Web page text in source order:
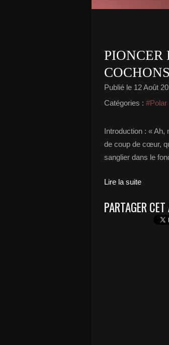
PIONCER
COCHONS
Publié le 12 Août
Catégories :
Introduction : « Ah,
de coup de cœur,
sanglier dans le
Lire la suite
PARTAGER